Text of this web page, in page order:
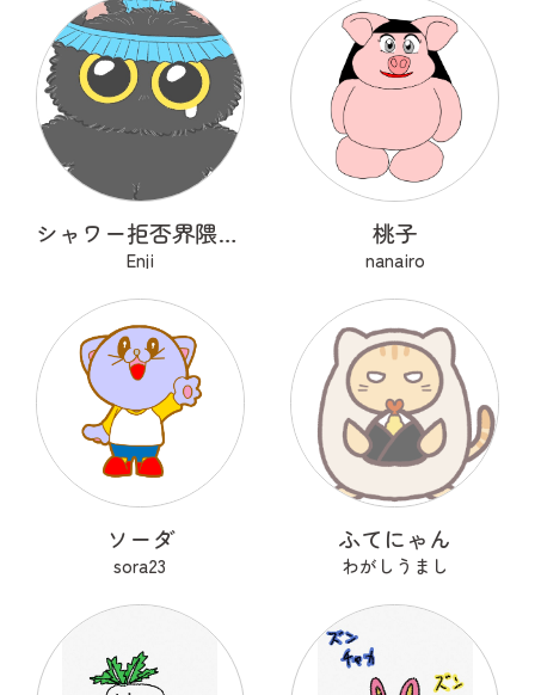
シャワー拒否界隈の子猫 ノワ
Enji
桃子
nanairo
ソーダ
sora23
ふてにゃん
わがしうまし